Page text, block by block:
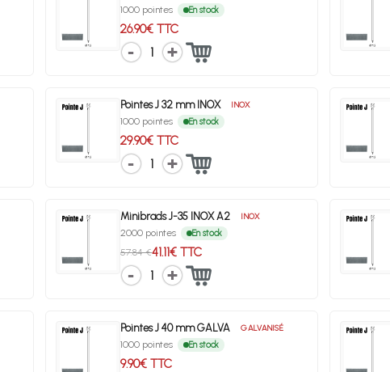
1000 pointes En stock
26.90€ TTC
1
Pointes J 32 mm INOX INOX
1000 pointes En stock
29.90€ TTC
1
Minibrads J-35 INOX A2 INOX
2000 pointes En stock
57.84 €41.11€ TTC
1
Pointes J 40 mm GALVA GALVANISÉ
1000 pointes En stock
9.90€ TTC